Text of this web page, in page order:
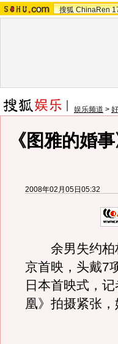
搜狐 ChinaRen
娱乐频道 >
《图雅的婚
2008年02月05日05:32
余男失约柏
京首映，头戴7
日本首映式，
凰》拍摄紧张